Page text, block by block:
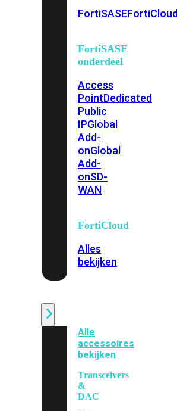
FortiSASEFortiCloud
FortiSASE
onderdeel
Access
PointDedicated
Public
IPGlobal
Add-
onGlobal
Add-
onSD-
WAN
FortiCloud
Alles
bekijken
Alle
accessoires
bekijken
Transceivers
&
DAC